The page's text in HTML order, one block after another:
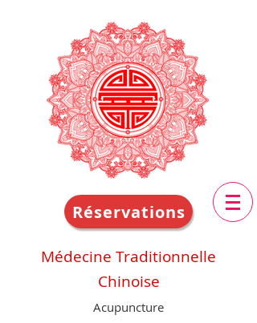
Réservations
Médecine Traditionnelle
Chinoise
Acupuncture